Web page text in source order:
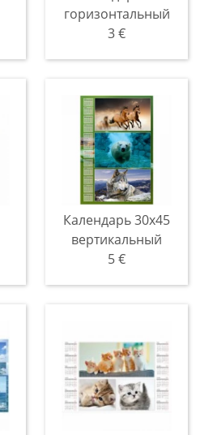
горизонтальный
3 €
Календарь 30x45
вертикальный
5 €